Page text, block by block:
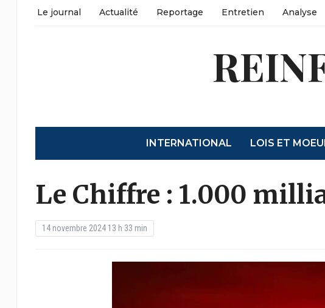
Le journal Actualité Reportage Entretien Analyse
INTERNATIONAL LOIS ET
Le Chiffre : 1.000
14 novembre 2024 13 h 33 min